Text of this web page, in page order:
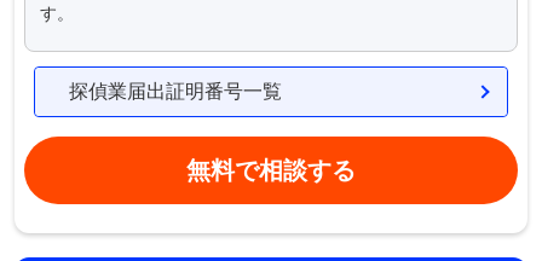
す。
探偵業届出証明番号一覧
無料で相談する